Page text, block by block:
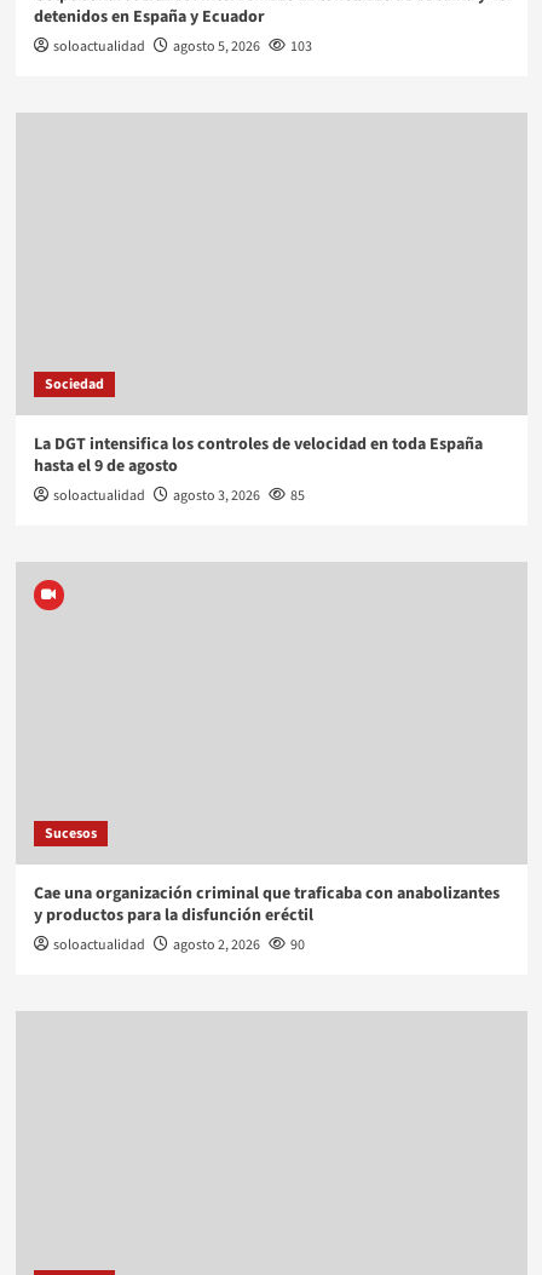
detenidos en España y Ecuador
soloactualidad agosto 5, 2026 103
Sociedad
La DGT intensifica los controles de velocidad en toda España
hasta el 9 de agosto
soloactualidad agosto 3, 2026 85
Sucesos
Cae una organización criminal que traficaba con anabolizantes
y productos para la disfunción eréctil
soloactualidad agosto 2, 2026 90